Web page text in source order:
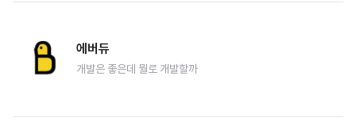
에버듀
개발은 좋은데 뭘로 개발할까